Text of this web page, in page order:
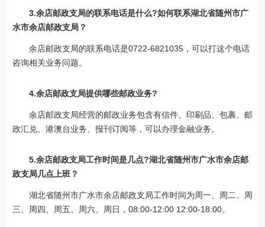
3.余店邮政支局的联系电话是什么?如何联系湖北省随州市广
水市余店邮政支局？
余店邮政支局的联系电话是0722-6821035，可以打这个电话
咨询相关业务问题。
4.余店邮政支局提供哪些邮政业务?
余店邮政支局经营的邮政业务包含有信件、印刷品、包裹、邮
政汇兑、港澳台业务、报刊订阅等，可以办理金融业务。
5.余店邮政支局工作时间是几点?湖北省随州市广水市余店邮
政支局几点上班？
湖北省随州市广水市余店邮政支局工作时间为周一、周二、周
三、周四、周五、周六、周日，08:00-12:00 12:00-18:00。